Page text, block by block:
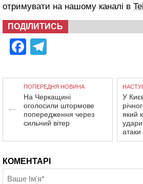
отримувати на нашому каналі в
ПОДІЛИТИСЬ
Facebook
ПОПЕРЕДНЯ НОВИНА
На Черкащині
оголосили штормове
попередження через
сильний вітер
У
який
атаки
КОМЕНТАРІ